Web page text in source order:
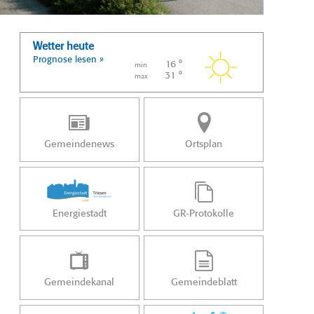
Wetter heute
Prognose lesen »
min 16 °
max 31 °
Gemeindenews Ortsplan
Energiestadt GR-Protokolle
Gemeindekanal Gemeindeblatt